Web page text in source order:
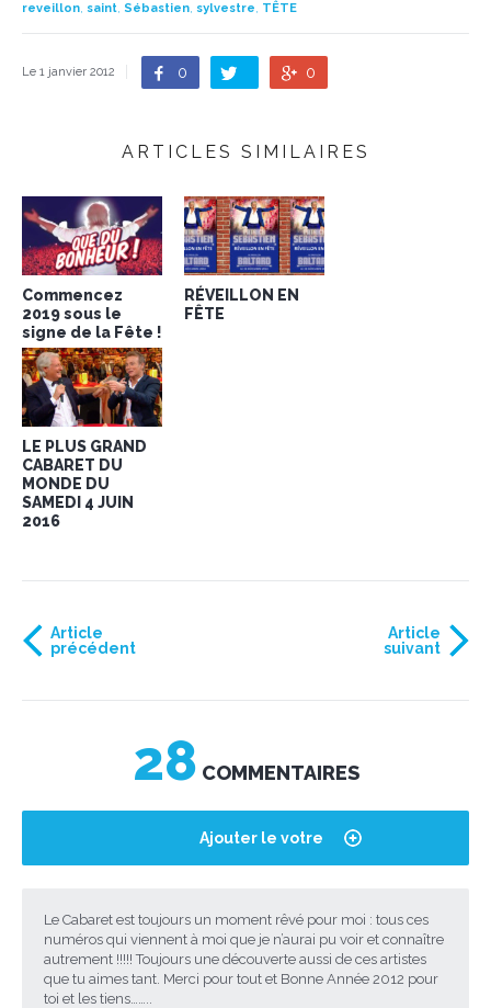
reveillon, saint, Sébastien, sylvestre, TÊTE
Le 1 janvier 2012 0 0
ARTICLES SIMILAIRES
Commencez
2019 sous le
signe de la Fête !
RÉVEILLON EN
FÊTE
LE PLUS GRAND
CABARET DU
MONDE DU
SAMEDI 4 JUIN
2016
Article
précédent
Article
suivant
Ajouter le votre
28 COMMENTAIRES
Le Cabaret est toujours un moment rêvé pour moi : tous ces
numéros qui viennent à moi que je n’aurai pu voir et connaître
autrement !!!!! Toujours une découverte aussi de ces artistes
que tu aimes tant. Merci pour tout et Bonne Année 2012 pour
toi et les tiens……..